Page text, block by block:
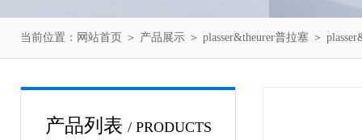
当前位置： 网站首页 ＞ 产品展示 ＞ plasser&theurer普拉塞 ＞
产品列表 / PRODUCTS